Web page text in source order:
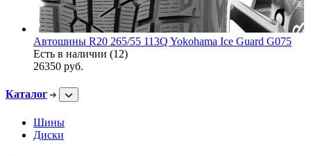
Автошины R20 265/55 113Q Yokohama Ice Guard G075
Есть в наличии (12)
26350 руб.
Каталог
Шины
Диски